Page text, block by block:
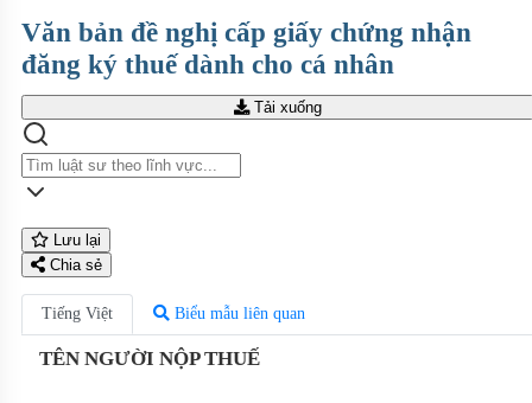
Văn bản đề nghị cấp giấy chứng nhận
đăng ký thuế dành cho cá nhân
Tải xuống
Lưu lại
Chia sẻ
Tiếng Việt Biểu mẫu liên quan
TÊN NGƯỜI NỘP THUẾ